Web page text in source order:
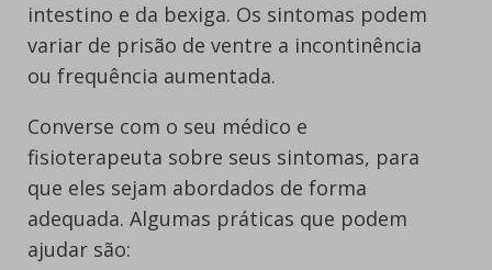
intestino e da bexiga. Os sintomas podem
variar de prisão de ventre a incontinência
ou frequência aumentada.
Converse com o seu médico e
fisioterapeuta sobre seus sintomas, para
que eles sejam abordados de forma
adequada. Algumas práticas que podem
ajudar são: